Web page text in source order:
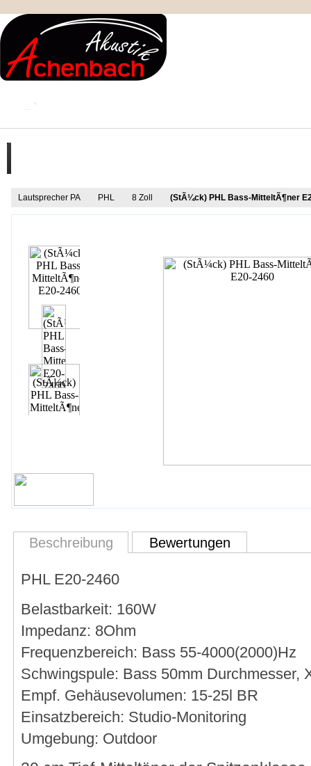
Lautsprecher PA PHL 8 Zoll (StÃ¼ck) PHL Bass-MitteltÃ¶ner
Beschreibung Bewertungen
PHL E20-2460
Belastbarkeit: 160W
Impedanz: 8Ohm
Frequenzbereich: Bass 55-4000(2000)Hz
Schwingspule: Bass 50mm Durchmesser,
Empf. Gehäusevolumen: 15-25l BR
Einsatzbereich: Studio-Monitoring
Umgebung: Outdoor